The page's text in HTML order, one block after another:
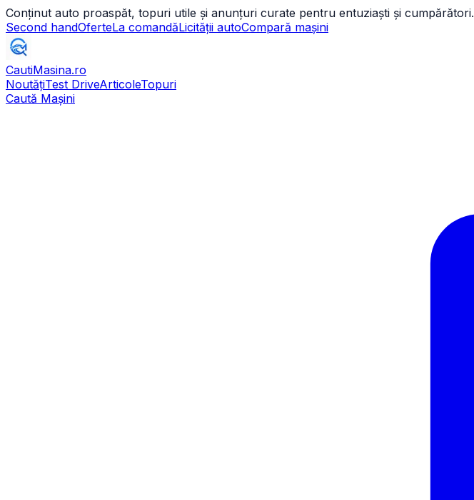
Conținut auto proaspăt, topuri utile și anunțuri curate pentru entuziaști și cumpărători.
Second handOferteLa comandăLicității autoCompară mașini
CautiMasina.ro
NoutățiTest DriveArticoleTopuri
Caută Mașini